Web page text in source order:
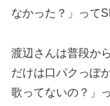
なかった？」って
渡辺さんは普段か
だけは口パクっぽ
歌ってないの？」